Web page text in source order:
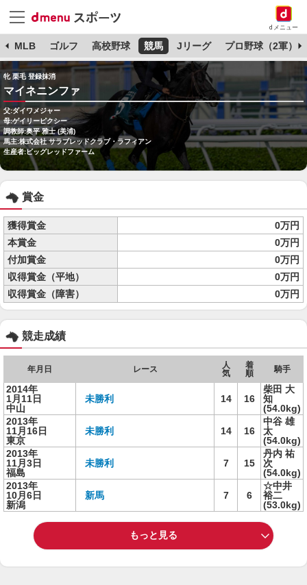
dメニュー
MLB ゴルフ 高校野球 競馬 Jリーグ プロ野球（2軍）
牝 栗毛 登録抹消
マイネニンファ
父:ダイワメジャー
母:ゲイリーピクシー
調教師:奥平 雅士 (美浦)
馬主:株式会社 サラブレッドクラブ・ラフィアン
生産者:ビッグレッドファーム
賞金
獲得賞金
0万円
本賞金
0万円
付加賞金
0万円
収得賞金（平地）
0万円
収得賞金（障害）
0万円
競走成績
年月日 レース
人
気
着
順
騎手
2014年
1月11日
中山
未勝利 14 16
柴田 大
知
(54.0kg)
2013年
11月16日
東京
未勝利 14 16
中谷 雄
太
(54.0kg)
2013年
11月3日
福島
未勝利 7 15
丹内 祐
次
(54.0kg)
2013年
10月6日
新潟
新馬 7 6
☆中井
裕二
(53.0kg)
もっと見る